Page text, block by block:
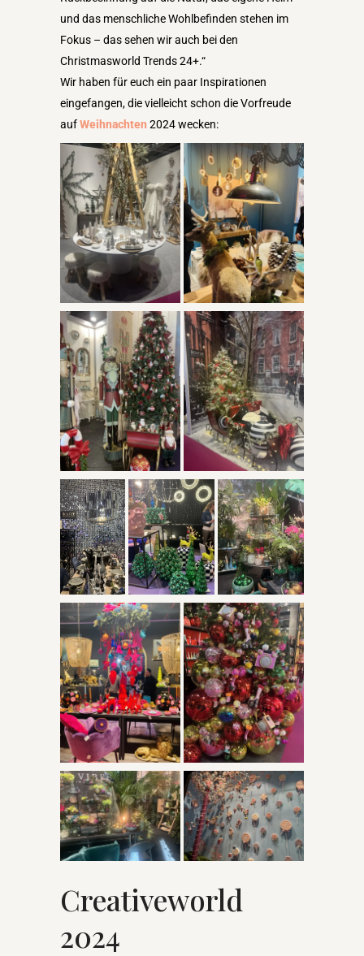
und das menschliche Wohlbefinden stehen im
Fokus – das sehen wir auch bei den
Christmasworld Trends 24+.“
Wir haben für euch ein paar Inspirationen
eingefangen, die vielleicht schon die Vorfreude
aufWeihnachten 2024 wecken:
Creativeworld
2024